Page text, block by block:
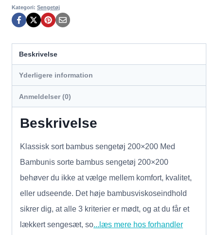
Kategori: Sengetøj
Beskrivelse
Yderligere information
Anmeldelser (0)
Beskrivelse
Klassisk sort bambus sengetøj 200×200 Med
Bambunis sorte bambus sengetøj 200×200
behøver du ikke at vælge mellem komfort, kvalitet,
eller udseende. Det høje bambusviskoseindhold
sikrer dig, at alle 3 kriterier er mødt, og at du får et
lækkert sengesæt, so...læs mere hos forhandler